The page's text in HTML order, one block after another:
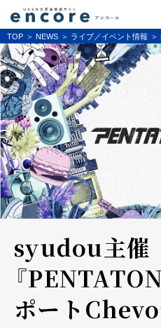
TOP NEWS ライブ／イベント情報
syudou主催
『
ポート